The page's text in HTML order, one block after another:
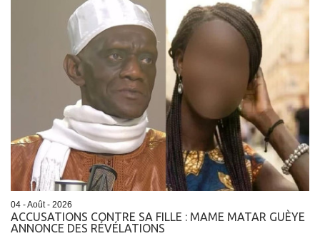
04 - Août - 2026
ACCUSATIONS CONTRE SA FILLE : MAME MATAR GUÈYE
ANNONCE DES RÉVÉLATIONS